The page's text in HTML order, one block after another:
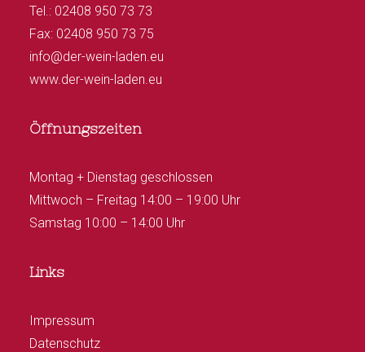
Tel.: 02408 950 73 73
Fax: 02408 950 73 75
info@der-wein-laden.eu
www.der-wein-laden.eu
Öffnungszeiten
Montag + Dienstag geschlossen
Mittwoch – Freitag 14:00 – 19:00 Uhr
Samstag 10:00 – 14:00 Uhr
Links
Impressum
Datenschutz